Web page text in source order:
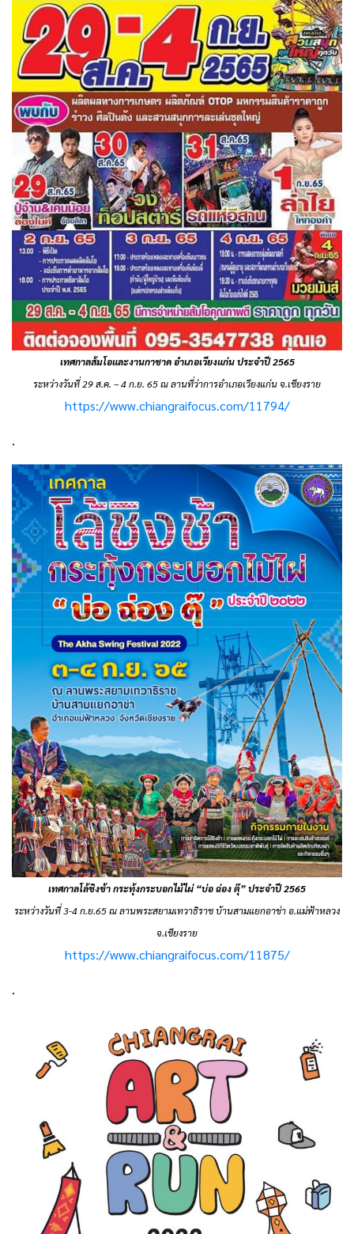
เทศกาลส้มโอและงานกาชาด อำเภอเวียงแก่น ประจำปี 2565
ระหว่างวันที่ 29 ส.ค. – 4 ก.ย. 65 ณ ลานที่ว่าการอำเภอเวียงแก่น จ.เชียงราย
https://www.chiangraifocus.com/11794/
.
เทศกาลโล้ชิงช้า กระทุ้งกระบอกไม้ไผ่ “บ่อ ฉ่อง ตุ๊” ประจำปี 2565
ระหว่างวันที่ 3-4 ก.ย.65 ณ ลานพระสยามเทวาธิราช บ้านสามแยกอาข่า อ.แม่ฟ้าหลวง
จ.เชียงราย
https://www.chiangraifocus.com/11875/
.